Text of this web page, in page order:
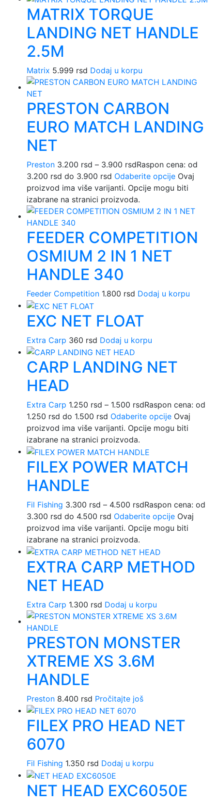
MATRIX TORQUE
LANDING NET HANDLE
2.5M
Matrix 5.999 rsd Dodaj u korpu
PRESTON CARBON
EURO MATCH LANDING
NET
Preston 3.200 rsd – 3.900 rsdRaspon cena: od
3.200 rsd do 3.900 rsd Odaberite opcije Ovaj
proizvod ima više varijanti. Opcije mogu biti
izabrane na stranici proizvoda.
FEEDER COMPETITION
OSMIUM 2 IN 1 NET
HANDLE 340
Feeder Competition 1.800 rsd Dodaj u korpu
EXC NET FLOAT
Extra Carp 360 rsd Dodaj u korpu
CARP LANDING NET
HEAD
Extra Carp 1.250 rsd – 1.500 rsdRaspon cena: od
1.250 rsd do 1.500 rsd Odaberite opcije Ovaj
proizvod ima više varijanti. Opcije mogu biti
izabrane na stranici proizvoda.
FILEX POWER MATCH
HANDLE
Fil Fishing 3.300 rsd – 4.500 rsdRaspon cena: od
3.300 rsd do 4.500 rsd Odaberite opcije Ovaj
proizvod ima više varijanti. Opcije mogu biti
izabrane na stranici proizvoda.
EXTRA CARP METHOD
NET HEAD
Extra Carp 1.300 rsd Dodaj u korpu
PRESTON MONSTER
XTREME XS 3.6M
HANDLE
Preston 8.400 rsd Pročitajte još
FILEX PRO HEAD NET
6070
Fil Fishing 1.350 rsd Dodaj u korpu
NET HEAD EXC6050E